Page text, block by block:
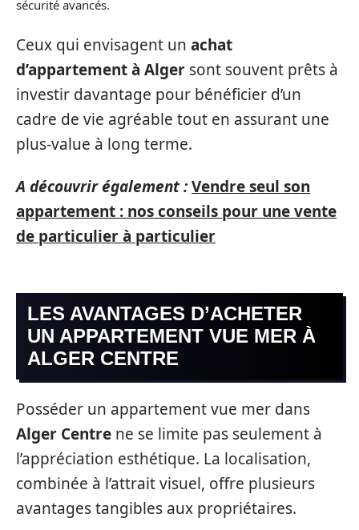
sécurité avancés.
Ceux qui envisagent un achat
d’appartement à Alger sont souvent prêts à
investir davantage pour bénéficier d’un
cadre de vie agréable tout en assurant une
plus-value à long terme.
A découvrir également :Vendre seul son
appartement : nos conseils pour une vente
de particulier à particulier
LES AVANTAGES D’ACHETER
UN APPARTEMENT VUE MER À
ALGER CENTRE
Posséder un appartement vue mer dans
Alger Centre ne se limite pas seulement à
l’appréciation esthétique. La localisation,
combinée à l’attrait visuel, offre plusieurs
avantages tangibles aux propriétaires.